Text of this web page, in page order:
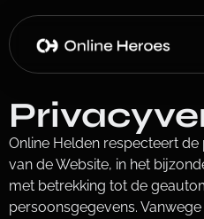
Online Helden respecteert
van de Website, in het
met betrekking tot de
persoonsgegevens.